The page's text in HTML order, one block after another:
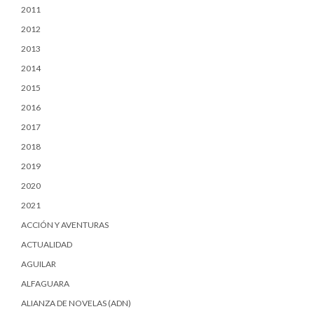
2011
2012
2013
2014
2015
2016
2017
2018
2019
2020
2021
ACCIÓN Y AVENTURAS
ACTUALIDAD
AGUILAR
ALFAGUARA
ALIANZA DE NOVELAS (ADN)